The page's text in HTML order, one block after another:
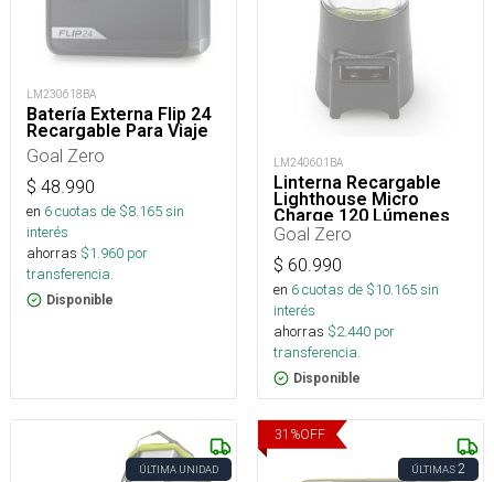
LM230618BA
Batería Externa Flip 24
Recargable Para Viaje
Goal Zero
$ 48.990
en 6cuotas de $8.165sin
interés
ahorras $1.960 por
transferencia.
Disponible
LM240601BA
Linterna Recargable
Lighthouse Micro
Charge 120 Lúmenes
Goal Zero
$ 60.990
en 6cuotas de $10.165sin
interés
ahorras $2.440 por
transferencia.
Disponible
ÚLTIMA UNIDAD
31 %OFF
ÚLTIMAS2